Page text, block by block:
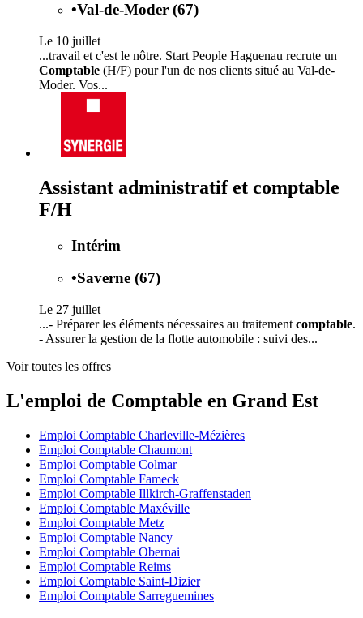
•Val-de-Moder (67)
Le 10 juillet
...travail et c'est le nôtre. Start People Haguenau recrute un
Comptable (H/F) pour l'un de nos clients situé au Val-de-
Moder. Vos...
Assistant administratif et comptable
F/H
Intérim
•Saverne (67)
Le 27 juillet
...- Préparer les éléments nécessaires au traitement comptable.
- Assurer la gestion de la flotte automobile : suivi des...
Voir toutes les offres
L'emploi de Comptable en Grand Est
Emploi Comptable Charleville-Mézières
Emploi Comptable Chaumont
Emploi Comptable Colmar
Emploi Comptable Fameck
Emploi Comptable Illkirch-Graffenstaden
Emploi Comptable Maxéville
Emploi Comptable Metz
Emploi Comptable Nancy
Emploi Comptable Obernai
Emploi Comptable Reims
Emploi Comptable Saint-Dizier
Emploi Comptable Sarreguemines